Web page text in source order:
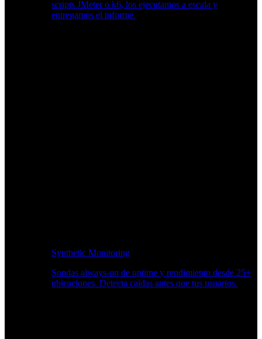
scripts JMeter o k6, los ejecutamos a escala y
entregamos el informe.
Synthetic Monitoring
Sondas always-on de uptime y rendimiento desde 25+
ubicaciones. Detecta caídas antes que tus usuarios.